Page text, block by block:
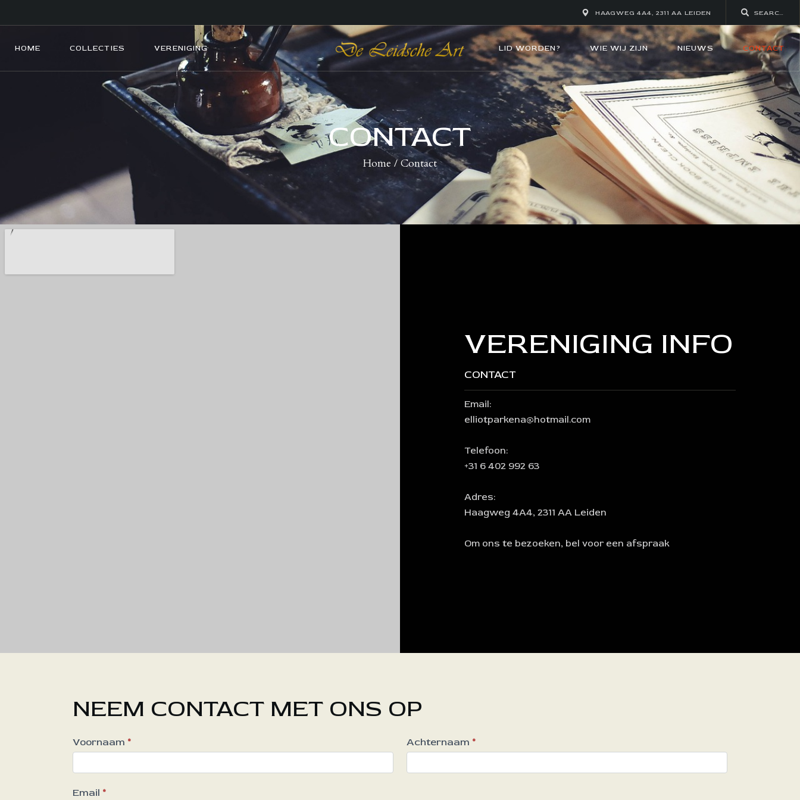
HAAGWEG 4A4, 2311 AA LEIDEN
HOME COLLECTIES VERENIGING LID WORDEN? WIE WIJ ZIJN NIEUWS CONTACT
CONTACT
Home Contact
DE LEIDSCHE ART
COLLECTIES
VERENIGING
WIE WIJ ZIJN
NIEUWS
CONTACT
VERENIGING INFO
CONTACT
Email:
elliotparkena@hotmail.com
Telefoon:
+31 6 402 992 63
Adres:
Haagweg 4A4, 2311 AA Leiden
Om ons te bezoeken, bel voor een afspraak
NEEM CONTACT MET ONS OP
Us
Voornaam * Achternaam *
Email *